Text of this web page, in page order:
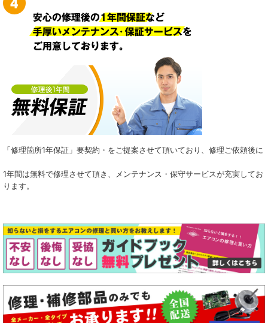
「修理箇所1年保証」要契約・をご提案させて頂いており、修理ご依頼後に
1年間は無料で修理させて頂き、メンテナンス・保守サービスが充実してお
ります。